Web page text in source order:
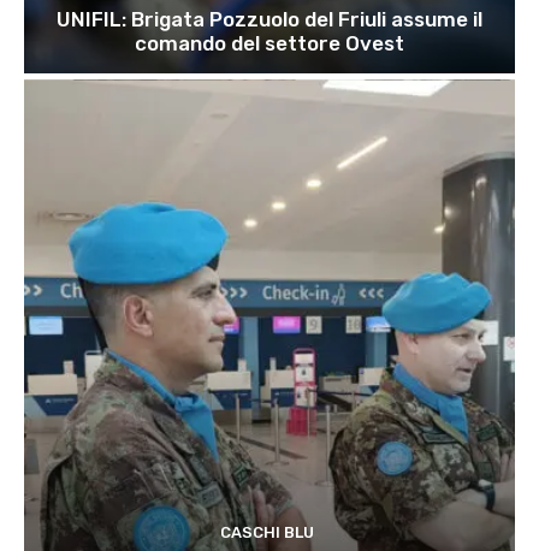
UNIFIL: Brigata Pozzuolo del Friuli assume il
comando del settore Ovest
CASCHI BLU